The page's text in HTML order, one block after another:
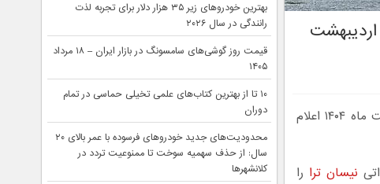
شرایط فروش اقساطی نیسان ترا از سوی شرکت مانیان خودرو برای اردیبهشت ماه ۱۴۰۴ اعلام
نیسان ترا را
بهترین خودروهای زیر ۳۵ هزار دلار برای تجربه لذت
رانندگی در سال ۲۰۲۶
قیمت روز گوشی‌های سامسونگ در بازار ایران – ۱۸ مرداد
۱۴۰۵
۱۰ تا از بهترین کتاب‌های علمی تخیلی حماسی در تمام
دوران
محدودیت‌های جدید خودروهای فرسوده با عمر بالای ۲۰
سال: از حذف سهمیه سوخت تا ممنوعیت تردد در
کلانشهرها